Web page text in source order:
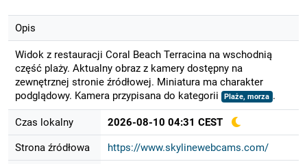
Opis
Widok z restauracji Coral Beach Terracina na wschodnią
część plaży. Aktualny obraz z kamery dostępny na
zewnętrznej stronie źródłowej. Miniatura ma charakter
podglądowy. Kamera przypisana do kategorii
Plaże, morza .
Czas lokalny 2026-08-10 04:31 CEST
Strona źródłowa https://www.skylinewebcams.com/